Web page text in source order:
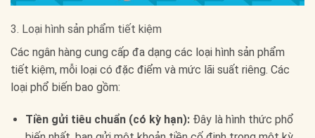
3. Loại hình sản phẩm tiết kiệm
Các ngân hàng cung cấp đa dạng các loại hình sản phẩm
tiết kiệm, mỗi loại có đặc điểm và mức lãi suất riêng. Các
loại phổ biến bao gồm:
Tiền gửi tiêu chuẩn (có kỳ hạn):Đây là hình thức phổ